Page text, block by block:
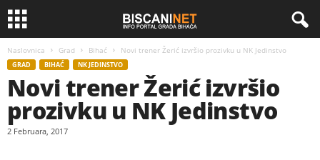
Naslovnica Grad Bihać Novi trener Žerić izvršio prozivku u NK Jedinstvo
GRAD BIHAĆ NK JEDINSTVO
Novi trener Žerić izvršio
prozivku u NK Jedinstvo
2 Februara, 2017